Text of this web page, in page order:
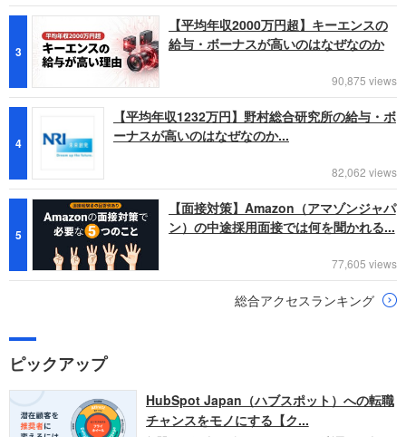
3
【平均年収2000万円超】キーエンスの
給与・ボーナスが高いのはなぜなのか
90,875 views
4
【平均年収1232万円】野村総合研究所の給与・ボ
ーナスが高いのはなぜなのか...
82,062 views
5
【面接対策】Amazon（アマゾンジャパ
ン）の中途採用面接では何を聞かれる...
77,605 views
総合アクセスランキング
ピックアップ
HubSpot Japan（ハブスポット）への転職
チャンスをモノにする【ク...